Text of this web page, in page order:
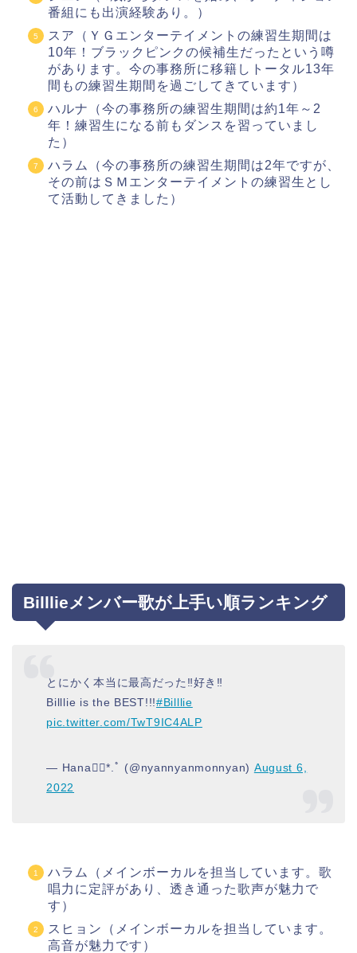
番組にも出演経験あり。）
スア（ＹＧエンターテイメントの練習生期間は
10年！ブラックピンクの候補生だったという噂
があります。今の事務所に移籍しトータル13年
間もの練習生期間を過ごしてきています）
ハルナ（今の事務所の練習生期間は約1年～2
年！練習生になる前もダンスを習っていまし
た）
ハラム（今の事務所の練習生期間は2年ですが、
その前はＳＭエンターテイメントの練習生とし
て活動してきました）
Billlieメンバー歌が上手い順ランキング
とにかく本当に最高だった‼︎好き‼︎
Billlie is the BEST!!!#Billlie
pic.twitter.com/TwT9IC4ALP
— Hana❁⃘*.ﾟ (@nyannyanmonnyan) August 6,
2022
ハラム（メインボーカルを担当しています。歌
唱力に定評があり、透き通った歌声が魅力で
す）
スヒョン（メインボーカルを担当しています。
高音が魅力です）